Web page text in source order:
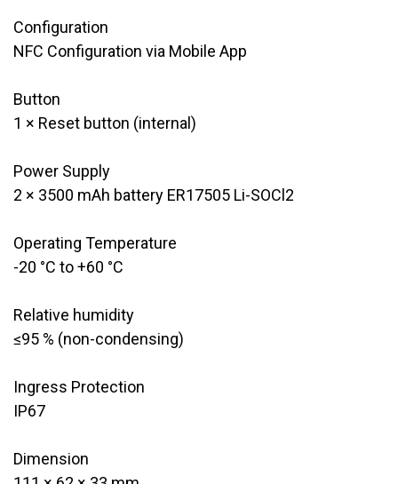
Configuration
​NFC Configuration via Mobile App
Button
​1 × Reset button (internal)
Power Supply​​
​2 × 3500 mAh battery ER17505 Li-SOCl2
Operating Temperature ​​
-20 °C to +60 °C
Relative humidity
≤95 % (non-condensing)
Ingress Protection
IP67
Dimension